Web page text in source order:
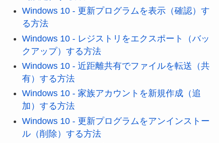
Windows 10 - 更新プログラムを表示（確認）す
る方法
Windows 10 - レジストリをエクスポート（バッ
クアップ）する方法
Windows 10 - 近距離共有でファイルを転送（共
有）する方法
Windows 10 - 家族アカウントを新規作成（追
加）する方法
Windows 10 - 更新プログラムをアンインストー
ル（削除）する方法